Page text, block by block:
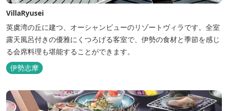
VillaRyusei
英虞湾の丘に建つ、オーシャンビューのリゾートヴィラです。全室
露天風呂付きの優雅にくつろげる客室で、伊勢の食材と季節を感じ
る会席料理も堪能することができます。
伊勢志摩